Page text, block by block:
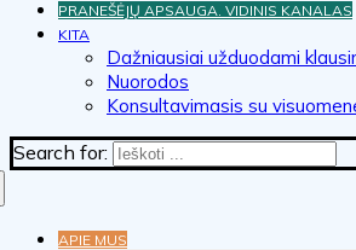
PRANEŠĖJŲ APSAUGA. VIDINIS KANALAS
KITA
Dažniausiai užduodami
Nuorodos
Konsultavimasis su
Search for:
APIE MUS